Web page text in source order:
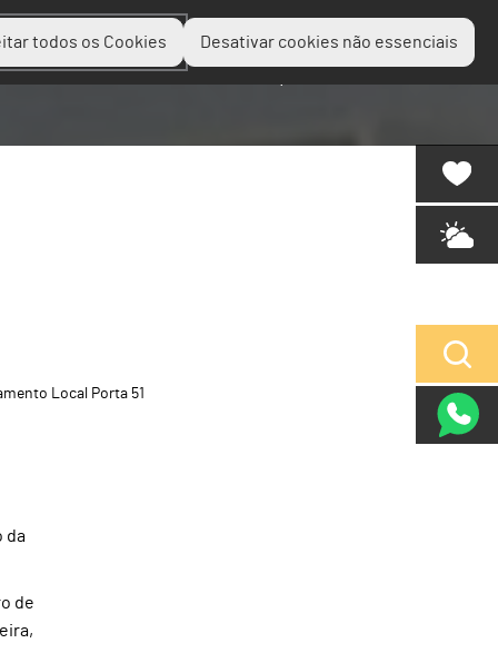
todos os Cookies Desativar cookies não essenciais
Planear Descobrir
Local Porta 51
da
de